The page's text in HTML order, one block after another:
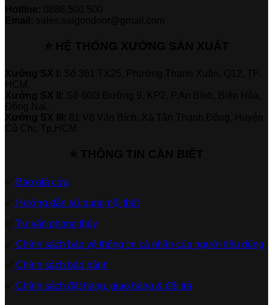
Báo giá cửa
Hướng dẫn sử dụng nội thất
Tư vấn phong thủy
Chính sách bảo vệ thông tin cá nhân của người tiêu dùng
Chính sách bảo hành
Chính sách đặt hàng, giao hàng & đổi trả